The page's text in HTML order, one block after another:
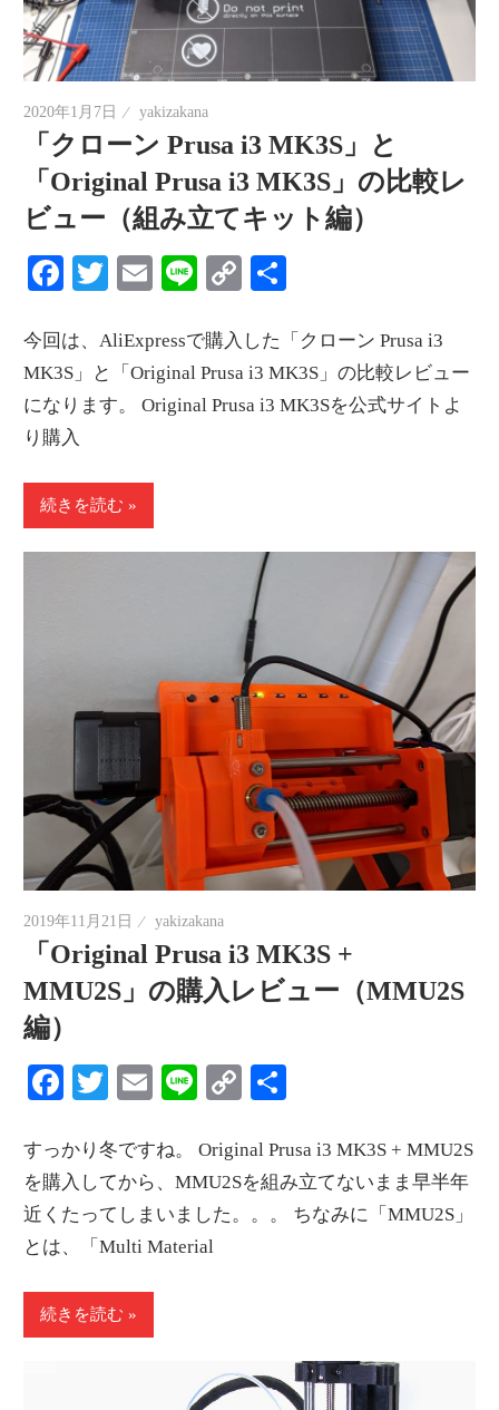
2020年1月7日 yakizakana
「クローン Prusa i3 MK3S」と
「Original Prusa i3 MK3S」の比較レ
ビュー（組み立てキット編）
Facebook
Twitter
EmailLineCopy
今回は、AliExpressで購入した「クローン Prusa i3
MK3S」と「Original Prusa i3 MK3S」の比較レビュー
になります。 Original Prusa i3 MK3Sを公式サイトよ
り購入
続きを読む
2019年11月21日 yakizakana
「Original Prusa i3 MK3S +
MMU2S」の購入レビュー（MMU2S
編）
Facebook
Twitter
EmailLineCopy
すっかり冬ですね。 Original Prusa i3 MK3S + MMU2S
を購入してから、MMU2Sを組み立てないまま早半年
近くたってしまいました。。。 ちなみに「MMU2S」
とは、「Multi Material
続きを読む